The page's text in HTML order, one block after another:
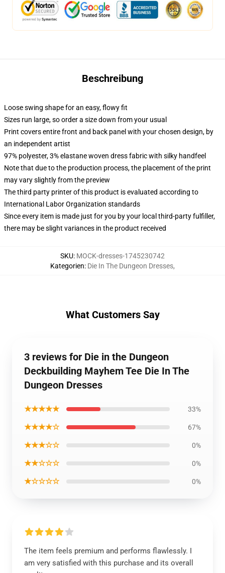
Beschreibung
Loose swing shape for an easy, flowy fit
Sizes run large, so order a size down from your usual
Print covers entire front and back panel with your chosen design, by
an independent artist
97% polyester, 3% elastane woven dress fabric with silky handfeel
Note that due to the production process, the placement of the print
may vary slightly from the preview
The third party printer of this product is evaluated according to
International Labor Organization standards
Since every item is made just for you by your local third-party fulfiller,
there may be slight variances in the product received
SKU: MOCK-dresses-1745230742
Kategorien: Die In The Dungeon Dresses,
What Customers Say
3 reviews for Die in the Dungeon
Deckbuilding Mayhem Tee Die In The
Dungeon Dresses
★★★★★ 33%
★★★★☆ 67%
★★★☆☆ 0%
★★☆☆☆ 0%
★☆☆☆☆ 0%
The item feels premium and performs flawlessly. I
am very satisfied with this purchase and its overall